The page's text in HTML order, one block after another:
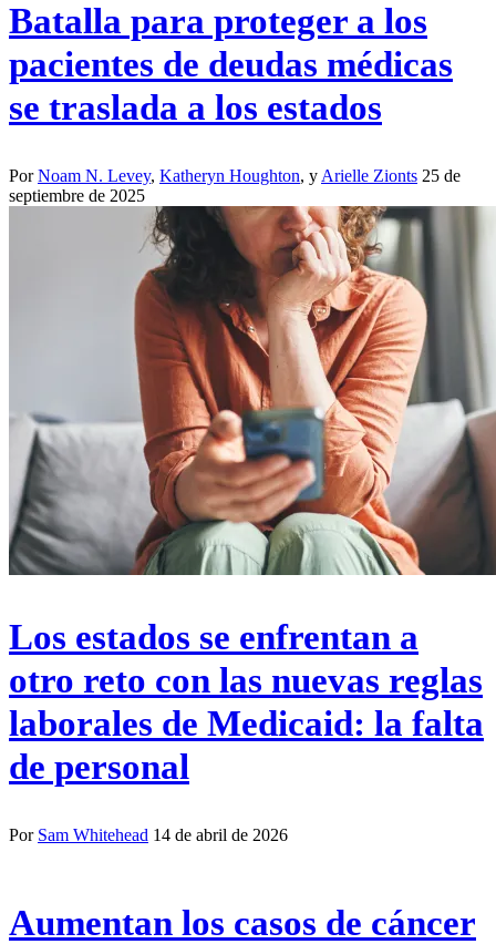
Batalla para proteger a los
pacientes de deudas médicas
se traslada a los estados
PorNoam N. Levey, Katheryn Houghton, y Arielle Zionts 25 de
septiembre de 2025
Los estados se enfrentan a
otro reto con las nuevas reglas
laborales de Medicaid: la falta
de personal
Por Sam Whitehead 14 de abril de 2026
Aumentan los casos de cáncer